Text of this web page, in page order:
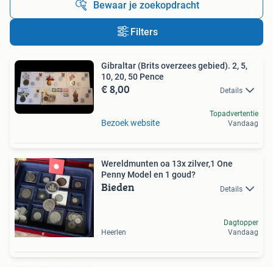
Bewaar je zoekopdracht
Filters
Gibraltar (Brits overzees gebied). 2, 5,
10, 20, 50 Pence
€ 8,00 Details
Bezoek website
Topadvertentie
Vandaag
Wereldmunten oa 13x zilver,1 One
Penny Model en 1 goud?
Bieden Details
Heerlen
Dagtopper
Vandaag